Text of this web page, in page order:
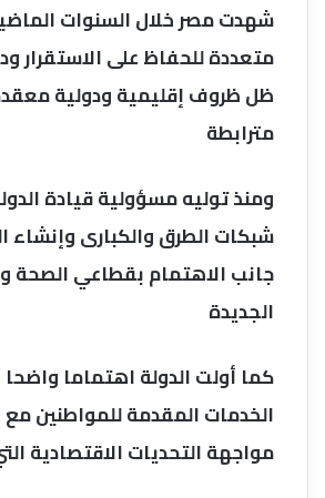
شهدت مصر خلال السنوات
متعددة للحفاظ على الاستقرار
ظل ظروف إقليمية ودولية
مترابطة
ومنذ توليه مسؤولية قيادة
شبكات الطرق والكبارى وإنشاء
جانب الاهتمام بقطاعي الصحة
الجديدة
كما أولت الدولة اهتماما
الخدمات المقدمة للمواطنين مع
مواجهة التحديات الاقتصادية